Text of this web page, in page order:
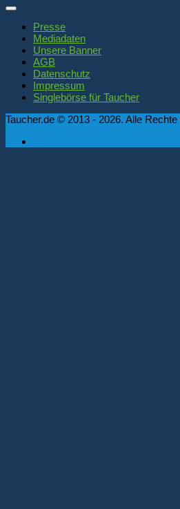
Presse
Mediadaten
Unsere Banner
AGB
Datenschutz
Impressum
Singlebörse für Taucher
Taucher.de © 2013 - 2026. Alle Rechte